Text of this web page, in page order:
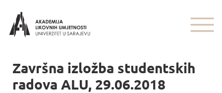
Završna izložba studentskih
radova ALU, 29.06.2018